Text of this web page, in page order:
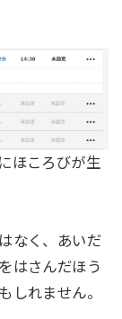
ほころびが生
なく、あいだ
はさんだほう
しれません。